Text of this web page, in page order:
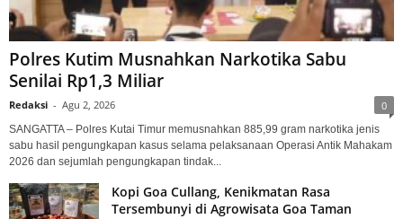
Polres Kutim Musnahkan Narkotika Sabu
Senilai Rp1,3 Miliar
Redaksi - Agu 2, 2026 0
SANGATTA – Polres Kutai Timur memusnahkan 885,99 gram narkotika jenis
sabu hasil pengungkapan kasus selama pelaksanaan Operasi Antik Mahakam
2026 dan sejumlah pengungkapan tindak...
Kopi Goa Cullang, Kenikmatan Rasa
Tersembunyi di Agrowisata Goa Taman